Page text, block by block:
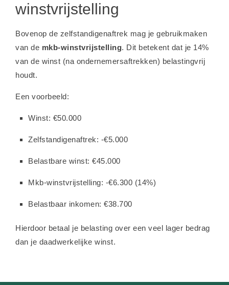
winstvrijstelling
Bovenop de zelfstandigenaftrek mag je gebruikmaken
van de mkb-winstvrijstelling. Dit betekent dat je 14%
van de winst (na ondernemersaftrekken) belastingvrij
houdt.
Een voorbeeld:
Winst: €50.000
Zelfstandigenaftrek: -€5.000
Belastbare winst: €45.000
Mkb-winstvrijstelling: -€6.300 (14%)
Belastbaar inkomen: €38.700
Hierdoor betaal je belasting over een veel lager bedrag
dan je daadwerkelijke winst.